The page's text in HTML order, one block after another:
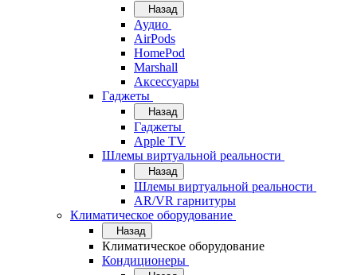
Назад
Аудио
AirPods
HomePod
Marshall
Аксессуары
Гаджеты
Назад
Гаджеты
Apple TV
Шлемы виртуальной реальности
Назад
Шлемы виртуальной реальности
AR/VR гарнитуры
Климатическое оборудование
Назад
Климатическое оборудование
Кондиционеры